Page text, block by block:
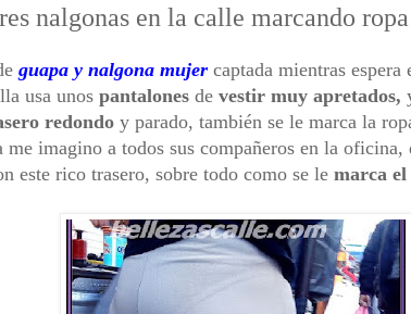
nalgonas en la calle marcando
guapa y nalgona mujer captada mientras espera
usa unos pantalones de vestir muy apretados,
redondo y parado, también se le marca la
me imagino a todos sus compañeros en la oficina,
este rico trasero, sobre todo como se le marca el